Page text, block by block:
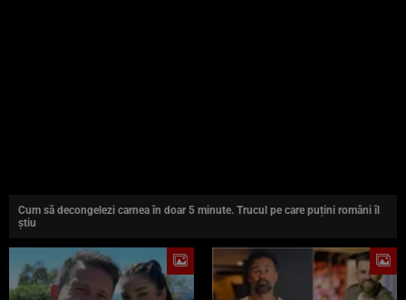
Cum să decongelezi carnea în doar 5 minute. Trucul pe care puțini români îl
știu